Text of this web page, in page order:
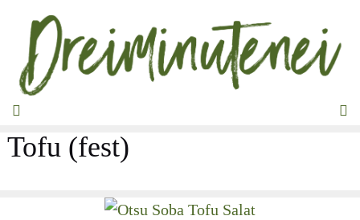
Inhalt
springen
Tofu (fest)